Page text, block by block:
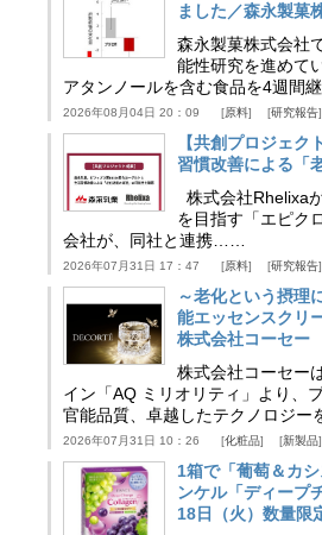
ました／森永製菓
森永製菓株式会社
能性研究を進めて
アタンノールを含む食品を4週間
2026年08月04日 20：09 原料 研究報告
【共創プロジェ
習慣改善による「
株式会社Rhelixa
を目指す「エピク
会社が、同社と連携……
2026年07月31日 17：47 原料 研究報告
～老化という摂
能エッセンスクリ
株式会社コーセー
株式会社コーセー
イン「AQ ミリオリティ」より、
官能品質、卓越したテクノロジー
2026年07月31日 10：26 化粧品 新製品
1箱で「葡萄＆カ
ンケル「ディープ
18日（火）数量限